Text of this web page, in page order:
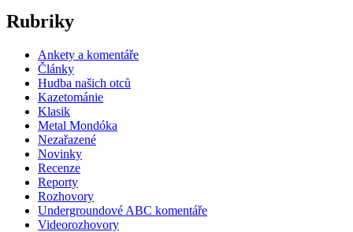
Rubriky
Ankety a komentáře
Články
Hudba našich otců
Kazetománie
Klasik
Metal Mondóka
Nezařazené
Novinky
Recenze
Reporty
Rozhovory
Undergroundové ABC komentáře
Videorozhovory